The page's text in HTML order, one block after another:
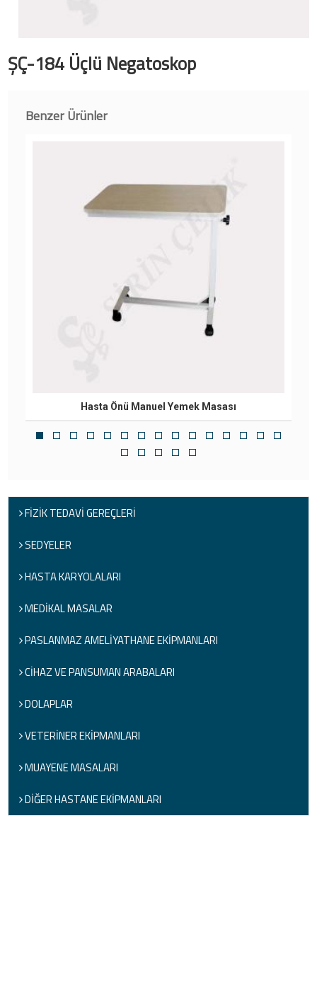
ŞÇ-184 Üçlü Negatoskop
Benzer Ürünler
Hasta Önü Manuel Yemek Masası
FİZİK TEDAVİ GEREÇLERİ
SEDYELER
HASTA KARYOLALARI
MEDİKAL MASALAR
PASLANMAZ AMELİYATHANE EKİPMANLARI
CİHAZ VE PANSUMAN ARABALARI
DOLAPLAR
VETERİNER EKİPMANLARI
MUAYENE MASALARI
DİĞER HASTANE EKİPMANLARI